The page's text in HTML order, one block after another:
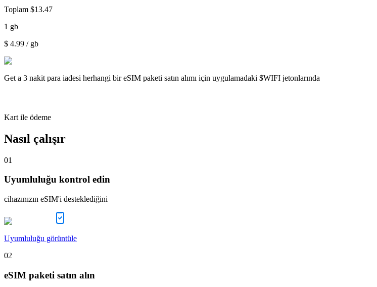
Toplam $13.47
1 gb
$ 4.99 / gb
Get a 3 nakit para iadesi herhangi bir eSIM paketi satın alımı için uygulamadaki $WIFI jetonlarında
Kart ile ödeme
Nasıl çalışır
01
Uyumluluğu kontrol edin
cihazınızın eSIM'i desteklediğini
Uyumluluğu görüntüle
02
eSIM paketi satın alın